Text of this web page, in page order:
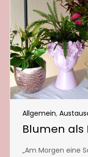
Allgemein,
Blumen als
„Am Morgen eine